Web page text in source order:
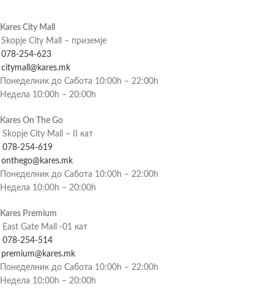
Kares City Mall
Skopje City Mall – приземје
078-254-623
citymall@kares.mk
Понеделник до Сабота 10:00h – 22:00h
Недела 10:00h – 20:00h
Kares On The Go
Skopje City Mall – II кат
078-254-619
onthego@kares.mk
Понеделник до Сабота 10:00h – 22:00h
Недела 10:00h – 20:00h
Kares Premium
East Gate Mall -01 кат
078-254-514
premium@kares.mk
Понеделник до Сабота 10:00h – 22:00h
Недела 10:00h – 20:00h